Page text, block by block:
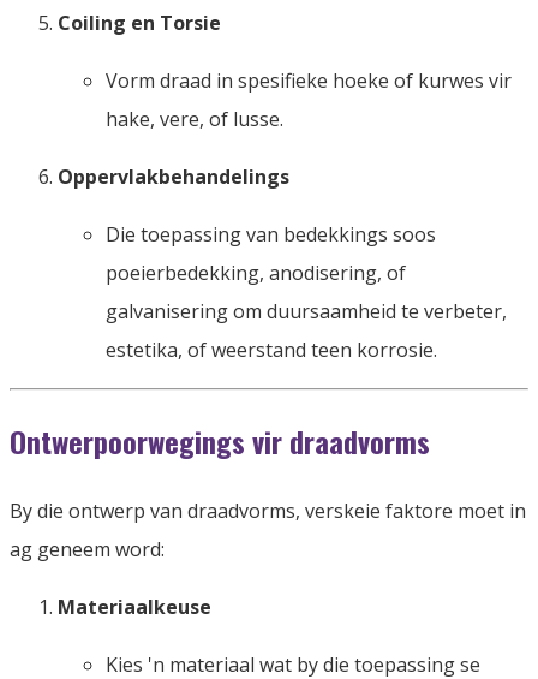
Coiling en Torsie
Vorm draad in spesifieke hoeke of kurwes vir
hake, vere, of lusse.
Oppervlakbehandelings
Die toepassing van bedekkings soos
poeierbedekking, anodisering, of
galvanisering om duursaamheid te verbeter,
estetika, of weerstand teen korrosie.
Ontwerpoorwegings vir draadvorms
By die ontwerp van draadvorms, verskeie faktore moet in
ag geneem word:
Materiaalkeuse
Kies 'n materiaal wat by die toepassing se